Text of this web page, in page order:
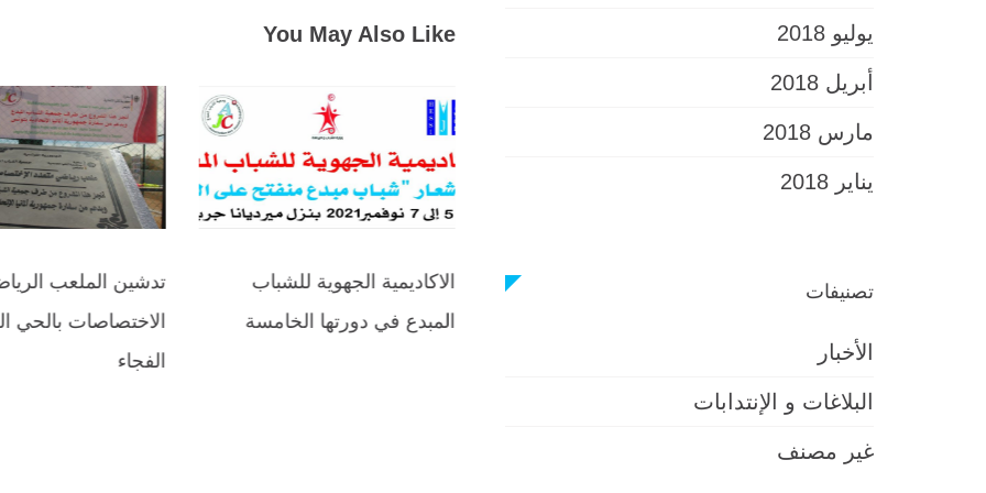
You May Also Like
الاكاديمية الجهوية للشباب
المبدع في دورتها الخامسة
تدشين الملعب
الاختصاصات بالحي
الفجاء
يوليو 2018
أبريل 2018
مارس 2018
يناير 2018
تصنيفات
الأخبار
البلاغات و الإنتدابات
غير مصنف